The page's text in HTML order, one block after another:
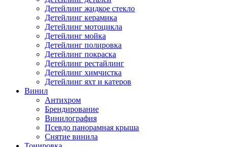
Детейлинг жидкое стекло
Детейлинг керамика
Детейлинг мотоцикла
Детейлинг мойка
Детейлинг полировка
Детейлинг покраска
Детейлинг рестайлинг
Детейлинг химчистка
Детейлинг яхт и катеров
Винил
Антихром
Брендирование
Винилография
Псевдо панорамная крыша
Снятие винила